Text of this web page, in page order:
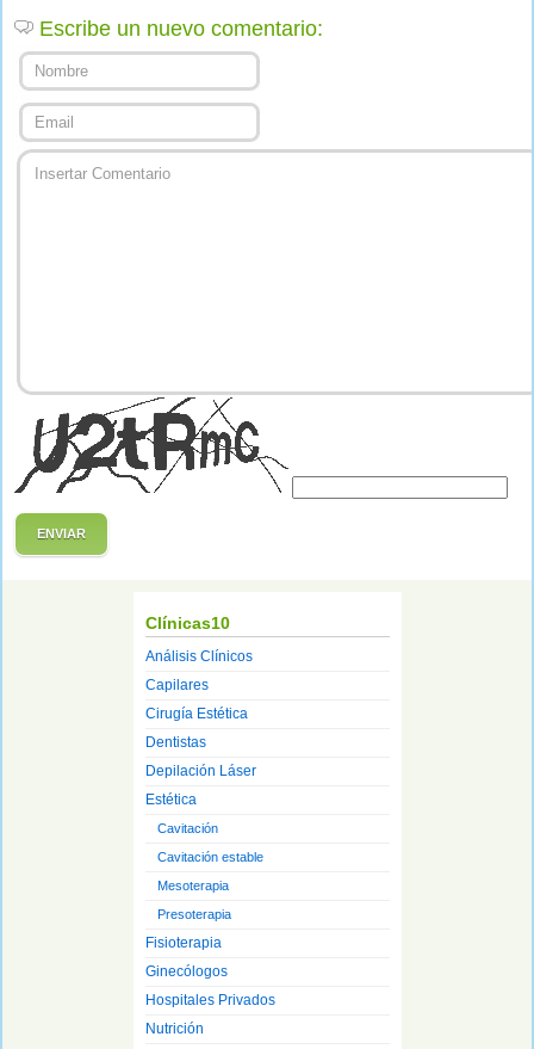
Escribe un nuevo comentario:
ENVIAR
Clínicas10
Análisis Clínicos
Capilares
Cirugía Estética
Dentistas
Depilación Láser
Estética
Cavitación
Cavitación estable
Mesoterapia
Presoterapia
Fisioterapia
Ginecólogos
Hospitales Privados
Nutrición